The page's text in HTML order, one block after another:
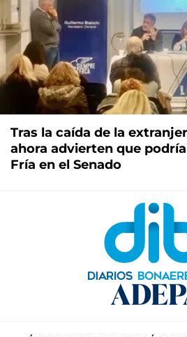
Tras la caída de la
ahora advierten que
Fría en el Senado